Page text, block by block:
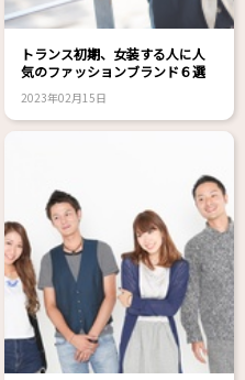
トランス初期、女装する人に人
気のファッションブランド６選
2023年02月15日